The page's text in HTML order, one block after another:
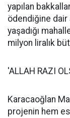
yapılan
ödendiğine dair
yaşadığı
milyon liralık
'ALLAH RAZI
Karacaoğlan
projenin hem